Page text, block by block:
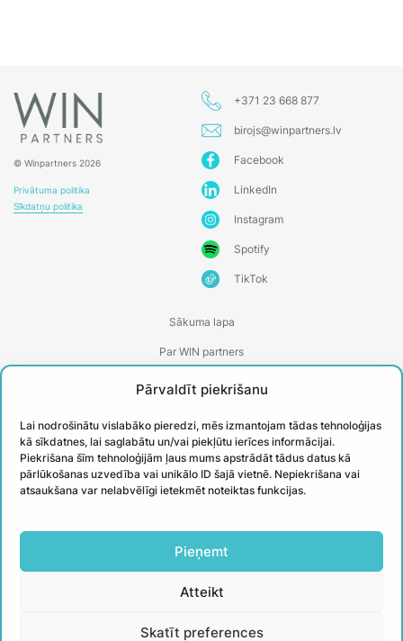
Pārvaldīt piekrišanu
Lai nodrošinātu vislabāko pieredzi, mēs izmantojam tādas tehnoloģijas
kā sīkdatnes, lai saglabātu un/vai piekļūtu ierīces informācijai.
Piekrišana šīm tehnoloģijām ļaus mums apstrādāt tādus datus kā
pārlūkošanas uzvedība vai unikālo ID šajā vietnē. Nepiekrišana vai
atsaukšana var nelabvēlīgi ietekmēt noteiktas funkcijas.
Pieņemt
Atteikt
Skatīt preferences
© Winpartners 2026
Privātuma politika
Sīkdatņu politika
+371 23 668 877
birojs@winpartners.lv
Facebook
LinkedIn
Instagram
Spotify
TikTok
Sākuma lapa
Par WIN partners
Treneri
Biežāk uzdotie jautājumi
Īstenotie projekti
JAUNUMIEM